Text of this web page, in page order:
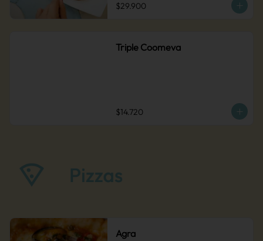
$29.900
Triple Coomeva
$14.720
Agra